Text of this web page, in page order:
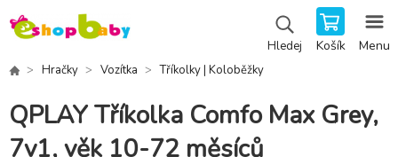
Hledej Košík Menu
Hračky Vozítka Tříkolky | Koloběžky
QPLAY Tříkolka Comfo Max Grey,
7v1, věk 10-72 měsíců